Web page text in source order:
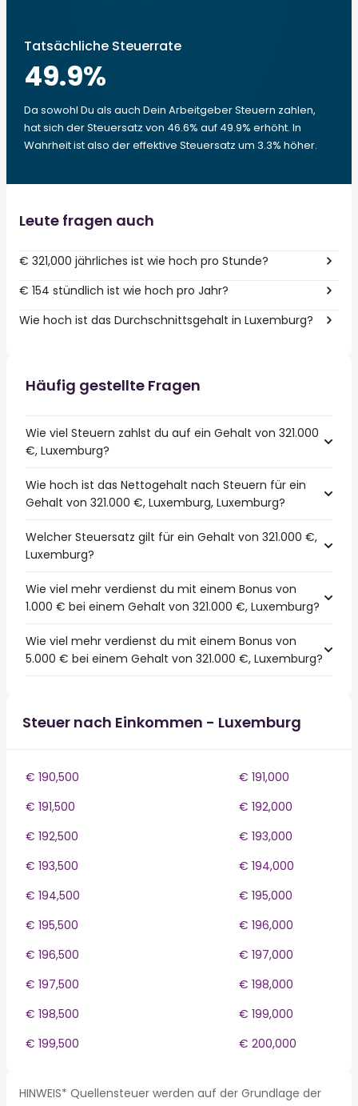
Tatsächliche Steuerrate
49.9%
Da sowohl Du als auch Dein Arbeitgeber Steuern zahlen,
hat sich der Steuersatz von 46.6% auf 49.9% erhöht. In
Wahrheit ist also der effektive Steuersatz um 3.3% höher.
Leute fragen auch
€ 321,000 jährliches ist wie hoch pro Stunde?
€ 154 stündlich ist wie hoch pro Jahr?
Wie hoch ist das Durchschnittsgehalt in Luxemburg?
Häufig gestellte Fragen
Wie viel Steuern zahlst du auf ein Gehalt von 321.000
€, Luxemburg?
Wie hoch ist das Nettogehalt nach Steuern für ein
Gehalt von 321.000 €, Luxemburg, Luxemburg?
Welcher Steuersatz gilt für ein Gehalt von 321.000 €,
Luxemburg?
Wie viel mehr verdienst du mit einem Bonus von
1.000 € bei einem Gehalt von 321.000 €, Luxemburg?
Wie viel mehr verdienst du mit einem Bonus von
5.000 € bei einem Gehalt von 321.000 €, Luxemburg?
Steuer nach Einkommen - Luxemburg
€ 190,500
€ 191,000
€ 191,500
€ 192,000
€ 192,500
€ 193,000
€ 193,500
€ 194,000
€ 194,500
€ 195,000
€ 195,500
€ 196,000
€ 196,500
€ 197,000
€ 197,500
€ 198,000
€ 198,500
€ 199,000
€ 199,500
€ 200,000
HINWEIS* Quellensteuer werden auf der Grundlage der